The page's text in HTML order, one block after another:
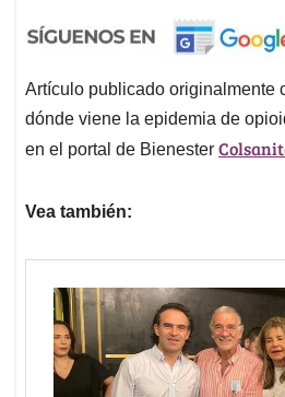
Artículo publicado originalmente
dónde viene la epidemia de
en el portal de Bienester
Vea también: